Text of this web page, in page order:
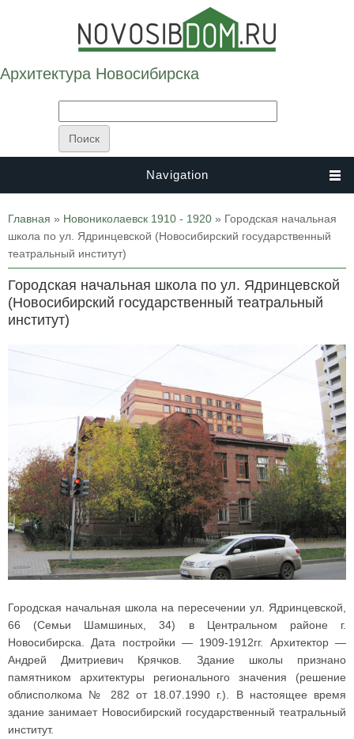
Архитектура Новосибирска
Navigation
Вы здесь
Главная » Новониколаевск 1910 - 1920 » Городская начальная
школа по ул. Ядринцевской (Новосибирский государственный
театральный институт)
Городская начальная школа по ул. Ядринцевской
(Новосибирский государственный театральный
институт)
Городская начальная школа на пересечении ул. Ядринцевской,
66 (Семьи Шамшиных, 34) в Центральном районе г.
Новосибирска. Дата постройки — 1909-1912гг. Архитектор —
Андрей Дмитриевич Крячков. Здание школы признано
памятником архитектуры регионального значения (решение
облисполкома № 282 от 18.07.1990 г.). В настоящее время
здание занимает Новосибирский государственный театральный
институт.